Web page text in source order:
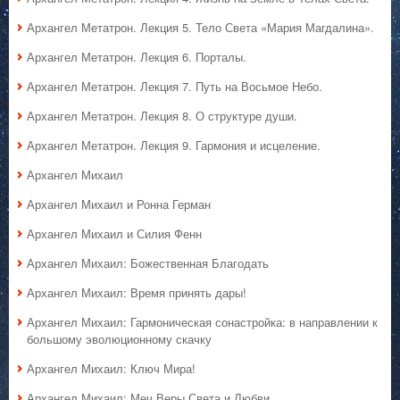
Архангел Метатрон. Лекция 5. Тело Света «Мария Магдалина».
Архангел Метатрон. Лекция 6. Порталы.
Архангел Метатрон. Лекция 7. Путь на Восьмое Небо.
Архангел Метатрон. Лекция 8. О структуре души.
Архангел Метатрон. Лекция 9. Гармония и исцеление.
Архангел Михаил
Архангел Михаил и Ронна Герман
Архангел Михаил и Силия Фенн
Архангел Михаил: Божественная Благодать
Архангел Михаил: Время принять дары!
Архангел Михаил: Гармоническая сонастройка: в направлении к
большому эволюционному скачку
Архангел Михаил: Ключ Мира!